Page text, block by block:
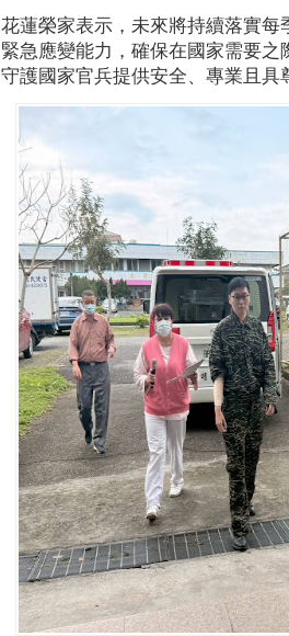
花蓮榮家表示，未來將持續落實
緊急應變能力，確保在國家需要
守護國家官兵提供安全、專業且具